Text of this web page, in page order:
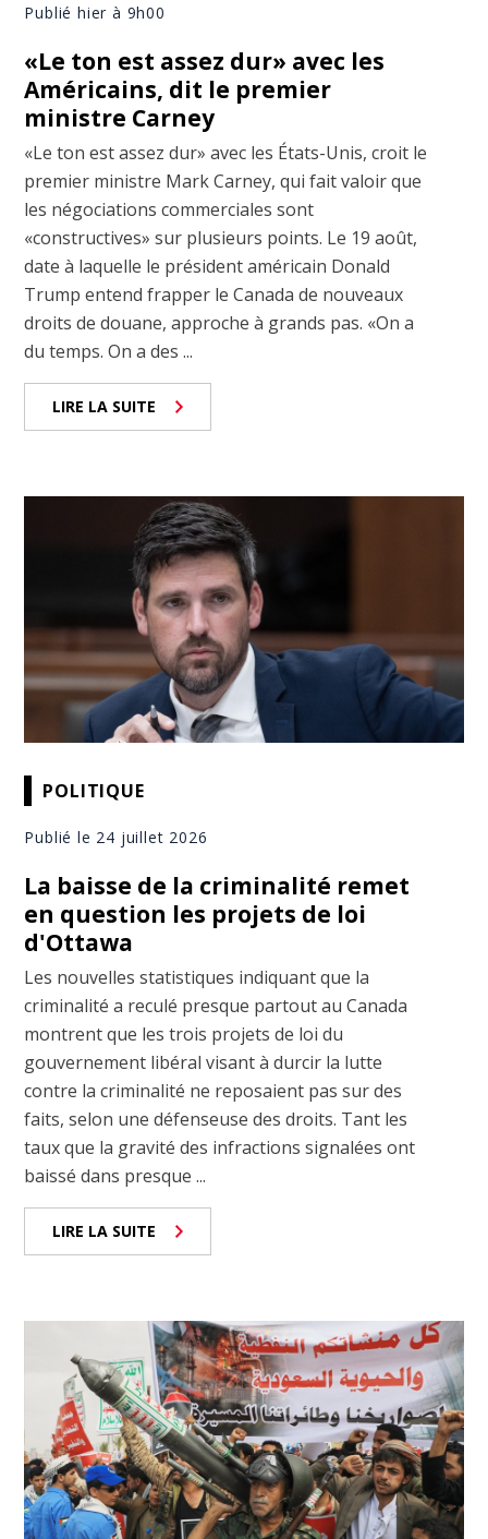
Publié hier à 9h00
«Le ton est assez dur» avec les
Américains, dit le premier
ministre Carney
«Le ton est assez dur» avec les États-Unis, croit le
premier ministre Mark Carney, qui fait valoir que
les négociations commerciales sont
«constructives» sur plusieurs points. Le 19 août,
date à laquelle le président américain Donald
Trump entend frapper le Canada de nouveaux
droits de douane, approche à grands pas. «On a
du temps. On a des ...
LIRE LA SUITE
POLITIQUE
Publié le 24 juillet 2026
La baisse de la criminalité remet
en question les projets de loi
d'Ottawa
Les nouvelles statistiques indiquant que la
criminalité a reculé presque partout au Canada
montrent que les trois projets de loi du
gouvernement libéral visant à durcir la lutte
contre la criminalité ne reposaient pas sur des
faits, selon une défenseuse des droits. Tant les
taux que la gravité des infractions signalées ont
baissé dans presque ...
LIRE LA SUITE